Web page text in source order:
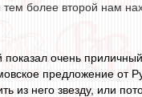
более второй нам
показал очень
предложение от
из него звезду, или